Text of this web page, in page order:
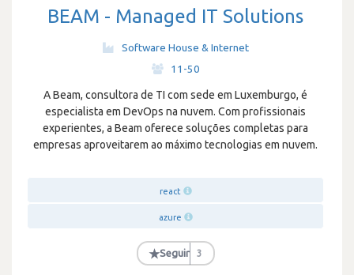
BEAM - Managed IT Solutions
Software House & Internet
11-50
A Beam, consultora de TI com sede em Luxemburgo, é
especialista em DevOps na nuvem. Com profissionais
experientes, a Beam oferece soluções completas para
empresas aproveitarem ao máximo tecnologias em nuvem.
react
azure
★Seguir 3